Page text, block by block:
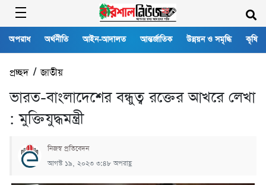
অপরাধ অর্থনীতি আইন-আদালত আন্তর্জাতিক উন্নয়ন ও সমৃদ্ধি কৃষি
প্রচ্ছদ/জাতীয়
ভারত-বাংলাদেশের বন্ধুত্ব রক্তের আখরে লেখা
: মুক্তিযুদ্ধমন্ত্রী
নিজস্ব প্রতিবেদন
আগস্ট ১৯, ২০২৩ ৩:৪৮ অপরাহ্ণ